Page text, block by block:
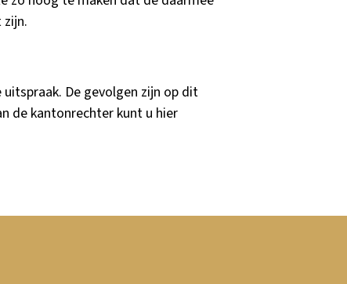
De gevolgen zijn op dit
de kantonrechter kunt u hier